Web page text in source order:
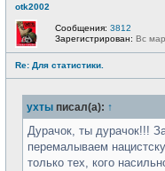
otk2002
Сообщения: 3812
Зарегистрирован: Вс
Re: Для статистики.
ухты писал(а): ↑
Дурачок, ты дурачок!!!
перемалываем
только тех, кого